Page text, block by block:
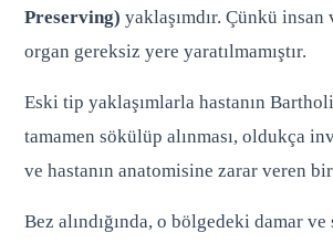
Preserving) yaklaşımdır. Çünkü
organ gereksiz yere yaratılmamıştır.
Eski tip yaklaşımlarla hastanın
tamamen sökülüp alınması, oldukça
ve hastanın anatomisine zarar veren
Bez alındığında, o bölgedeki damar ve